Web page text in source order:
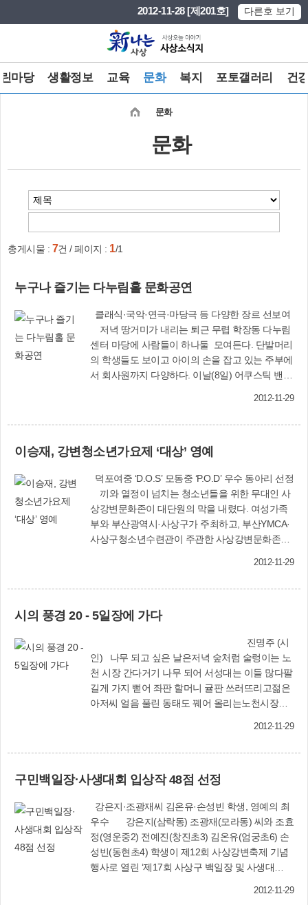
2012-11-28 [제201호] 다른호 보기
마당 생활정보 교육 문화 복지 포토갤러리 건
문화
문화
총게시물 : 7건 / 페이지 : 1/1
누구나 즐기는 다누림홀 문화공연
저녁 땅거미가 내리는 퇴근 무렵 학장동 다누림
센터 마당에 사람들이 하나둘 모여든다. 단발머리
의 학생들도 보이고 아이의 손을 잡고 있는 주부에
서 회사원까지 다양하다. 이날(8일) 어쿠스틱 밴드
득 메우고 있다. 화려한 무대 조명 불빛에 따라 박
림센터를 들썩이게 하는데 밴드공연의 묘미를 느
끼기에 딱 맞는 것 같다. 하단에서 처음 방문했다
는 대학생은 “보통 콘서트나 음악 공연의 경우 적
지 않은 티켓가격에 부담이 큰데 이렇게 잘 꾸며진
홀에서 수준 높은 공연이 ‘무료’라는 혜택까지 있어
당장에라도 이사 오고 싶다”고 말한다. 다누림홀에
는데 정보에 발 빠르게 움직이는 사람이라면 언제
넷 홈페이지(http://cafe. daum.net/sasangculture)
공연은 불티나게 전화예약(☎316-9111)이 이뤄져
좌석이 금방 매진된다고 한다. 또 특정 장르에만
치우치지 않고 클래식은 물론 국악, 연극, 마당극
등 남녀노소 누구나 즐길 수 있는 다양한 장르가
무대에 오른다. 연말에 마련될 오케스트라 공연은
그래서 더 기대가 된다. 멋진 공연을 관람하는데
면 우리 사상구 다누림홀에서 만큼은 그런 걱정은
연말을 맞아 수준 높은 공연을, 그것도 무료로 감
면 OK!. 공연장의 문턱을 낮추고 우리 가족의 문화
수준을 한 단계 올리는 ‘다누림홀 문화공연’은 사상
구민의 사랑에 매진이 점점 빨라질 것 같다. 황 은
영 (명예기자)
2012-11-29
이승재, 강변청소년가요제 ‘대상’ 영예
덕포여중 ‘D.O.S’ 모동중 ‘P.O.D’ 우수 동아리 선정
끼와 열정이 넘치는 청소년들을 위한 무대인 사
상강변문화존이 대단원의 막을 내렸다. 여성가족
부와 부산광역시·사상구가 주최하고, 부산YMCA·
사상구청소년수련관이 주관한 사상강변문화존은
진행된 예선에서 1, 2등을 차지한 16개 팀 18명이
뽐냈다. 영예의 대상은 투빅(2BiC)의 발라드곡 ‘또
한 여잘 울렸어’를 열창한 이승재(21) 군이 수상했
고, 금상은 GOD의 ‘촛불 하나’를 멋들어지게 부른
장호연(신정고2) 학생이 받았으며, 은상은 맑고 청
아한 목소리로 나비의 ‘다이어리’를 노래한 김예진
(덕문여고1) 학생이 안았다. 또 21개 동아리 가운
‘D.O.S’와 모동중 댄스동아리 ‘P.O.D’가 무대를 뜨
가요제도 즐기고, 야외무대 옆에 마련된 체험부스
수공예, 마술 등 다양한 체험을 하고 ‘신바람이’와
사진도 찍으며 즐거운 시간을 보냈다. 문의 : 문화
홍보과(☎310-4372)사상구청소년수련관(☎316-
2214)
2012-11-29
시의 풍경 20 - 5일장에 가다
인) 나무 되고 싶은 날은저녁 숲처럼 술렁이는 노
천 시장 간다거기 나무 되어 서성대는 이들 많다팔
길게 가지 뻗어 좌판 할머니 귤판 쓰러뜨리고젊은
아저씨 얼음 풀린 동태도 꿰어 올리는노천시장에
에서 튀어나와 지저귀고 포르릉 날다가장바구니
돌아오는 길사람의 그림자, 나무처럼 길다
이면우, 〈노천시장〉 전문 막 쪄낸 어
묵의 냄새가 강렬하게 코끝을 자극한다. 김이 서린
좌대 앞에서 어묵을 먹고 있는 사람들, 주인 따라
개 한 마리 포식 중이다. 우연히 들른 날이 5일 장
날이다. 골목 끝, 어둠이 자루처럼 무거운 제 몸을
2012-11-29
구민백일장·사생대회 입상작 48점 선정
우수 강은지(삼락동) 조광재(모라동) 씨와 조효
정(영운중2) 전예진(창진초3) 김온유(엄궁초6) 손
성빈(동현초4) 학생이 제12회 사상강변축제 기념
행사로 열린 ‘제17회 사상구 백일장 및 사생대
2012-11-29